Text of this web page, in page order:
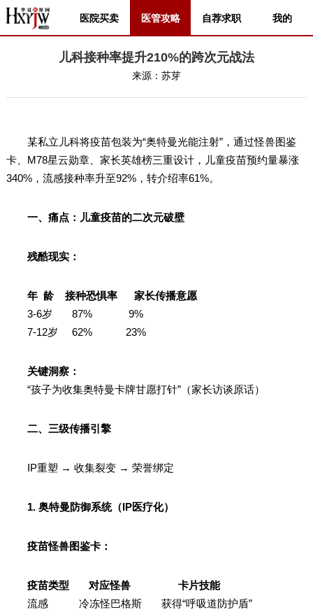
医院买卖 医管攻略 自荐求职 我的
儿科接种率提升210%的跨次元战法
来源： 苏芽
某私立儿科将疫苗包装为“奥特曼光能注射”，通过怪兽图鉴
卡、M78星云勋章、家长英雄榜三重设计，儿童疫苗预约量暴涨
340%，流感接种率升至92%，转介绍率61%。
一、痛点：儿童疫苗的二次元破壁
残酷现实：
年 龄 接种恐惧率 家长传播意愿
3-6岁 87% 9%
7-12岁 62% 23%
关键洞察：
“孩子为收集奥特曼卡牌甘愿打针”（家长访谈原话）
二、三级传播引擎
IP重塑 → 收集裂变 → 荣誉绑定
1. 奥特曼防御系统（IP医疗化）
疫苗怪兽图鉴卡：
疫苗类型 对应怪兽 卡片技能
流感 冷冻怪巴格斯 获得“呼吸道防护盾”